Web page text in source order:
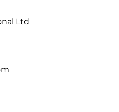
Ltd